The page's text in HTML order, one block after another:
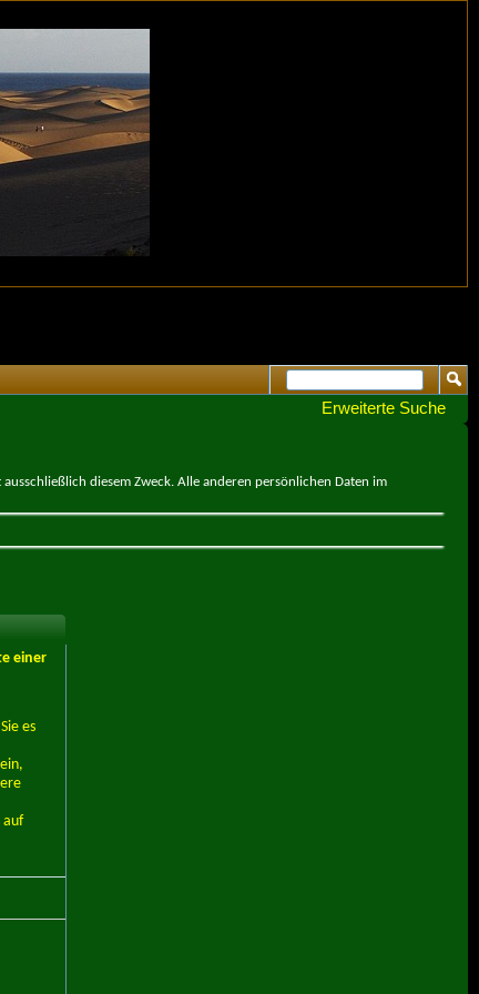
Erweiterte Suche
diesem Zweck. Alle anderen persönlichen Daten im
einer
es
auf